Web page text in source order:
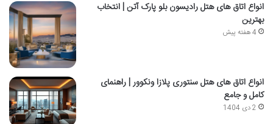
انواع اتاق های هتل رادیسون بلو پارک آتن | انتخاب
بهترین
4 هفته پیش
انواع اتاق های هتل سنتوری پلازا ونکوور | راهنمای
کامل و جامع
2 دی 1404